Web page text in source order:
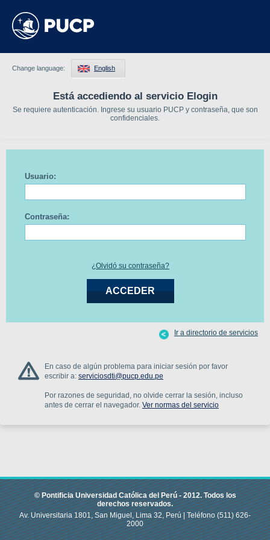
Está accediendo al servicio Elogin
Se requiere autenticación. Ingrese su usuario PUCP y contraseña, que son
confidenciales.
Change language: English
Usuario:
Contraseña:
¿Olvidó su contraseña?
En caso de algún problema para iniciar sesión por favor
escribir a: serviciosdti@pucp.edu.pe
Por razones de seguridad, no olvide cerrar la sesión, incluso
antes de cerrar el navegador. Ver normas del servicio
Ir a directorio de servicios
© Pontificia Universidad Católica del Perú -2012.Todos los
derechos reservados.
Av. Universitaria 1801, San Miguel, Lima 32, Perú |Teléfono(511) 626-
2000